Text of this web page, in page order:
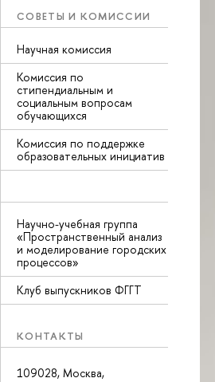
СОВЕТЫ И КОМИССИИ
Научная комиссия
Комиссия по
стипендиальным и
социальным вопросам
обучающихся
Комиссия по поддержке
образовательных инициатив
Научно-учебная группа
«Пространственный анализ
и моделирование городских
процессов»
Клуб выпускников ФГГТ
КОНТАКТЫ
109028, Москва,